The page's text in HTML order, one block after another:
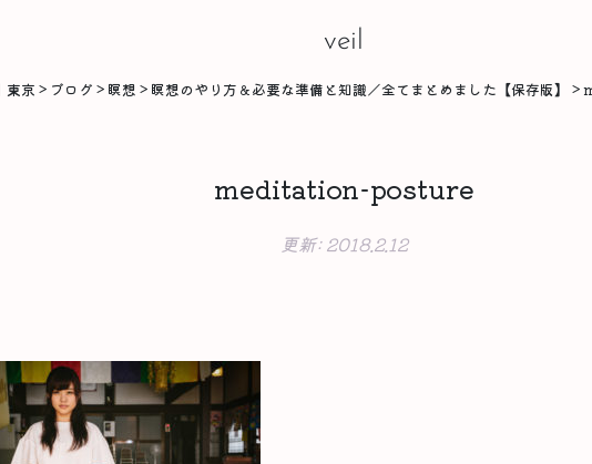
veil
東京 > ブログ > 瞑想 > 瞑想のやり方＆必要な準備と知識／全てまとめました【保存版】 >
meditation-posture
更新:2018.2.12